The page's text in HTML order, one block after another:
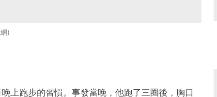
上跑步的習慣。事發當晚，他跑了三圈後，胸口